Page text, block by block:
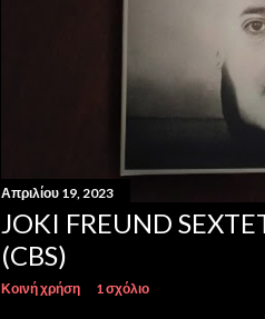
Απριλίου 19, 2023
JOKI FREUND
(CBS)
Κοινή χρήση 1 σχόλιο